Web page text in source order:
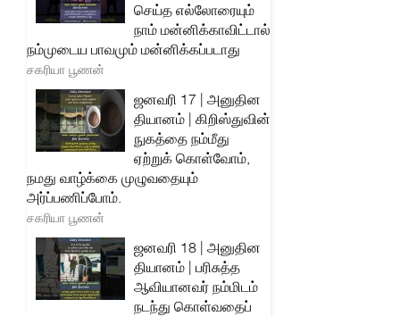
செய்த எல்லோரையும்
நாம் மன்னிக்காவிட்டால்
நம்முடைய பாவமும் மன்னிக்கப்படாது
சகரியா பூணன்
ஜனவரி 17 | அனுதின
தியானம் | கிறிஸ்துவின்
நுகத்தை நம்மீது
ஏற்றுக் கொள்வோம்,
நமது வாழ்க்கை முழுவதையும்
அர்ப்பணிப்போம்.
சகரியா பூணன்
ஜனவரி 18 | அனுதின
தியானம் | பரிசுத்த
ஆவியானவர் நம்மிடம்
நடந்து கொள்வதைப்